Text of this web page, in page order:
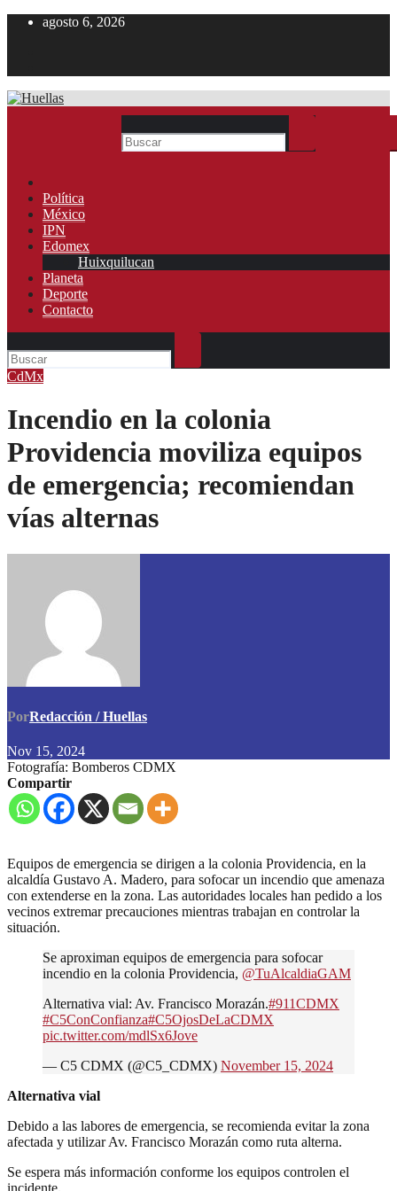
agosto 6, 2026
Política
México
IPN
Edomex
Huixquilucan
Planeta
Deporte
Contacto
CdMx
Incendio en la colonia
Providencia moviliza equipos
de emergencia; recomiendan
vías alternas
PorRedacción / Huellas
Nov 15, 2024
Fotografía: Bomberos CDMX
Compartir
Equipos de emergencia se dirigen a la colonia Providencia, en la
alcaldía Gustavo A. Madero, para sofocar un incendio que amenaza
con extenderse en la zona. Las autoridades locales han pedido a los
vecinos extremar precauciones mientras trabajan en controlar la
situación.
Se aproximan equipos de emergencia para sofocar
incendio en la colonia Providencia, @TuAlcaldiaGAM
Alternativa vial: Av. Francisco Morazán.#911CDMX
#C5ConConfianza#C5OjosDeLaCDMX
pic.twitter.com/mdlSx6Jove
— C5 CDMX (@C5_CDMX) November 15, 2024
Alternativa vial
Debido a las labores de emergencia, se recomienda evitar la zona
afectada y utilizar Av. Francisco Morazán como ruta alterna.
Se espera más información conforme los equipos controlen el